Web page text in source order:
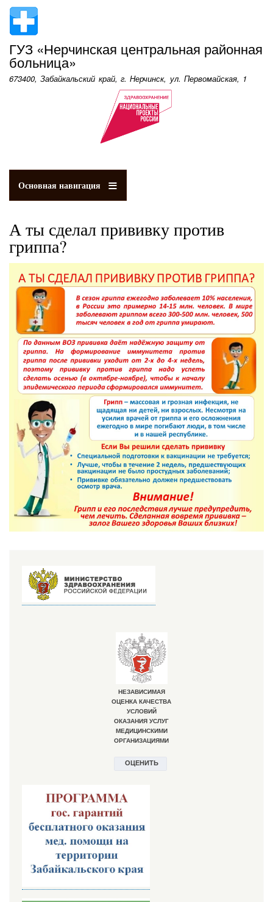
содержанию
ГУЗ «Нерчинская центральная районная
больница»
673400, Забайкальский край, г. Нерчинск, ул. Первомайская, 1
Основная навигация
А ты сделал прививку против
гриппа?